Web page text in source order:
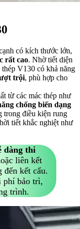
có kích thước lớn,
rất cao. Nhờ tiết diện
V130 có khả năng
trội, phù hợp cho
từ các mác thép như
chống biến dạng
trong điều kiện rung
tiết khắc nghiệt như
dàng thi
liên kết
đến kết cấu.
phí bảo trì,
trình.